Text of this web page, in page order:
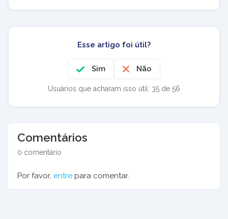
Esse artigo foi útil?
Sim Não
Usuários que acharam isso útil: 35 de 56
Comentários
0 comentário
Por favor, entre para comentar.